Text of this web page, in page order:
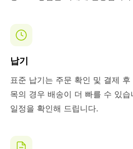
납기
표준 납기는 주문 확인 및 결제
목의 경우 배송이 더 빠를 수 있
일정을 확인해 드립니다.